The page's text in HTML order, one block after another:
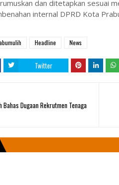
dan ditetapkan sesuai
internal DPRD Kota
Headline News
Twitter
Bahas Dugaan Rekrutmen Tenaga